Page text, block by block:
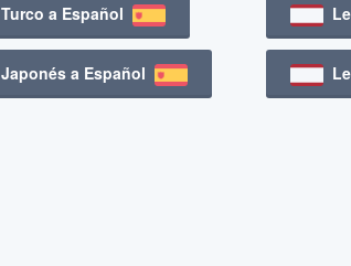
Turco a Español
Japonés a Español